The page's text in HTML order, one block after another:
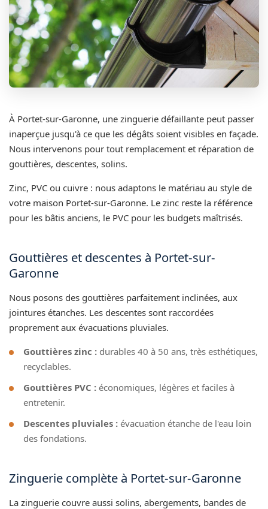
À Portet-sur-Garonne, une zinguerie défaillante peut passer
inaperçue jusqu'à ce que les dégâts soient visibles en façade.
Nous intervenons pour tout remplacement et réparation de
gouttières, descentes, solins.
Zinc, PVC ou cuivre : nous adaptons le matériau au style de
votre maison Portet-sur-Garonne. Le zinc reste la référence
pour les bâtis anciens, le PVC pour les budgets maîtrisés.
Gouttières et descentes à Portet-sur-
Garonne
Nous posons des gouttières parfaitement inclinées, aux
jointures étanches. Les descentes sont raccordées
proprement aux évacuations pluviales.
Gouttières zinc : durables 40 à 50 ans, très esthétiques,
recyclables.
Gouttières PVC : économiques, légères et faciles à
entretenir.
Descentes pluviales : évacuation étanche de l'eau loin
des fondations.
Zinguerie complète à Portet-sur-Garonne
La zinguerie couvre aussi solins, abergements, bandes de